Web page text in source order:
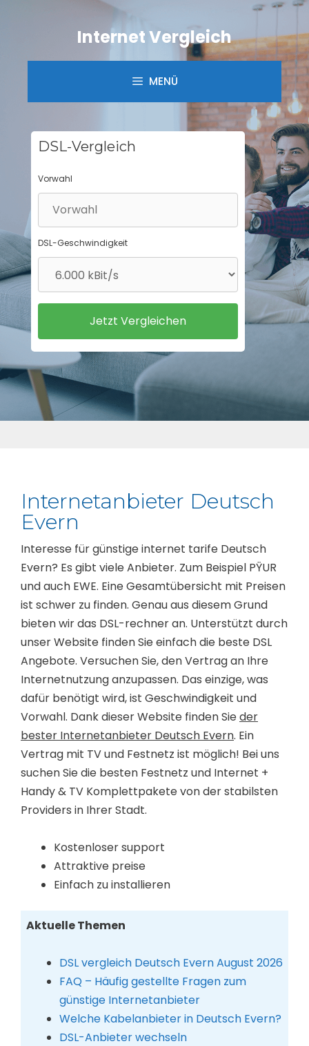
Internet Vergleich
MENÜ
DSL-Vergleich
Vorwahl
DSL-Geschwindigkeit
Internetanbieter Deutsch
Evern
Interesse für günstige internet tarife Deutsch
Evern? Es gibt viele Anbieter. Zum Beispiel PŸUR
und auch EWE. Eine Gesamtübersicht mit Preisen
ist schwer zu finden. Genau aus diesem Grund
bieten wir das DSL-rechner an. Unterstützt durch
unser Website finden Sie einfach die beste DSL
Angebote. Versuchen Sie, den Vertrag an Ihre
Internetnutzung anzupassen. Das einzige, was
dafür benötigt wird, ist Geschwindigkeit und
Vorwahl. Dank dieser Website finden Sieder
bester Internetanbieter Deutsch Evern. Ein
Vertrag mit TV und Festnetz ist möglich! Bei uns
suchen Sie die besten Festnetz und Internet +
Handy & TV Komplettpakete von der stabilsten
Providers in Ihrer Stadt.
Kostenloser support
Attraktive preise
Einfach zu installieren
Aktuelle Themen
DSL vergleich Deutsch Evern August 2026
FAQ – Häufig gestellte Fragen zum
günstige Internetanbieter
Welche Kabelanbieter in Deutsch Evern?
DSL-Anbieter wechseln